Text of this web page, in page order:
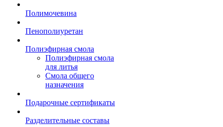
Полимочевина
Пенополиуретан
Полиэфирная смола
Полиэфирная смола
для литья
Смола общего
назначения
Подарочные сертификаты
Разделительные составы